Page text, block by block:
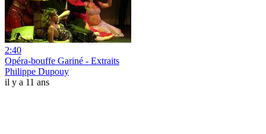
2:40
Opéra-bouffe Gariné - Extraits
Philippe Dupouy
il y a 11 ans